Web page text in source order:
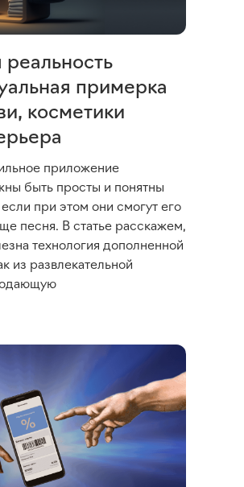
примерка
косметики
приложение
быть просты и понятны
при этом они смогут его
песня. В статье расскажем,
технология дополненной
из развлекательной